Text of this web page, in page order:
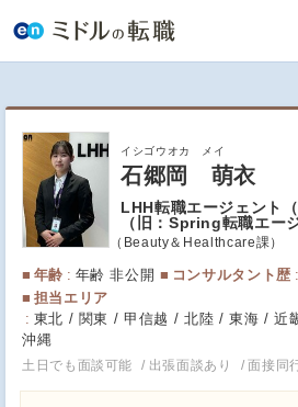
イシゴウオカ メイ
石郷岡 萌衣
LHH転職エージェント
（旧：Spring転職エー
Beauty＆Healthcare課
年齢 年齢 非公開 コンサルタント歴
担当エリア
東北 / 関東 / 甲信越 / 北陸 / 東海 / 近
沖縄
土日でも面談可能 出張面談あり 面接同